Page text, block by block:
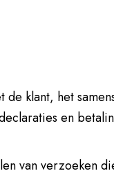
klant, het
en
van verzoeken